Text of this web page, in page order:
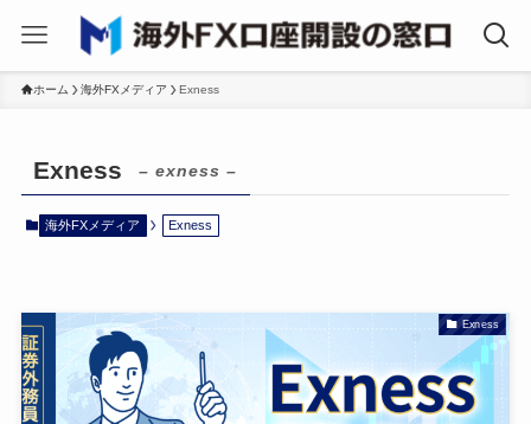
ホーム 海外FXメディア Exness
Exness – exness –
海外FXメディア Exness
Exness